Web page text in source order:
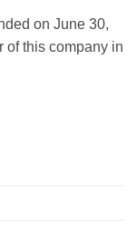
on June 30,
of this company in